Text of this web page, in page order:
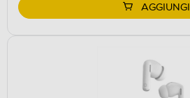
AGGIUNGI